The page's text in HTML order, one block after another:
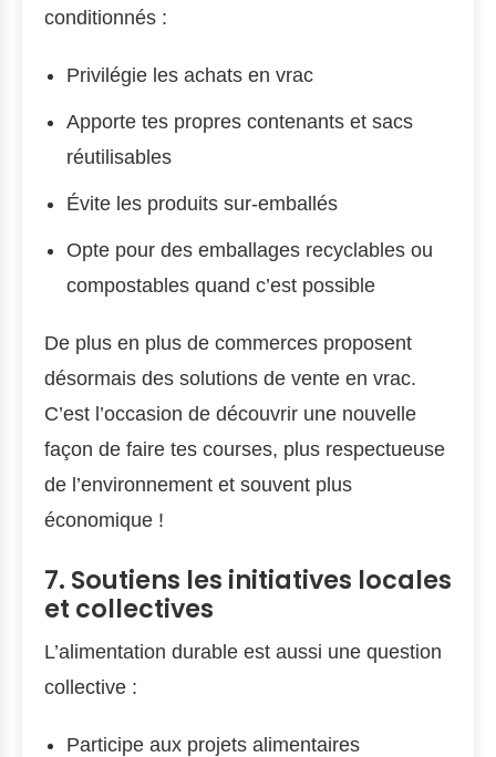
conditionnés :
Privilégie les achats en vrac
Apporte tes propres contenants et sacs
réutilisables
Évite les produits sur-emballés
Opte pour des emballages recyclables ou
compostables quand c’est possible
De plus en plus de commerces proposent
désormais des solutions de vente en vrac.
C’est l’occasion de découvrir une nouvelle
façon de faire tes courses, plus respectueuse
de l’environnement et souvent plus
économique !
7. Soutiens les initiatives locales
et collectives
L’alimentation durable est aussi une question
collective :
Participe aux projets alimentaires